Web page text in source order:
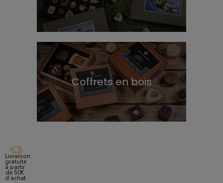
Coffrets en bois
Livraison
gratuite
à partir
de 50€
d’achat